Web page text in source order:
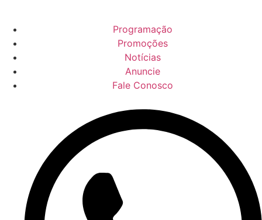
Programação
Promoções
Notícias
Anuncie
Fale Conosco